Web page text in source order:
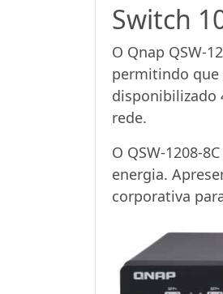
Switch
O Qnap QSW-
permitindo que
disponibilizado
rede.
O QSW-1208-
energia.
corporativa